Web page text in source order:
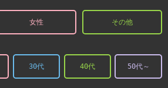
女性 その他
30代 40代 50代～